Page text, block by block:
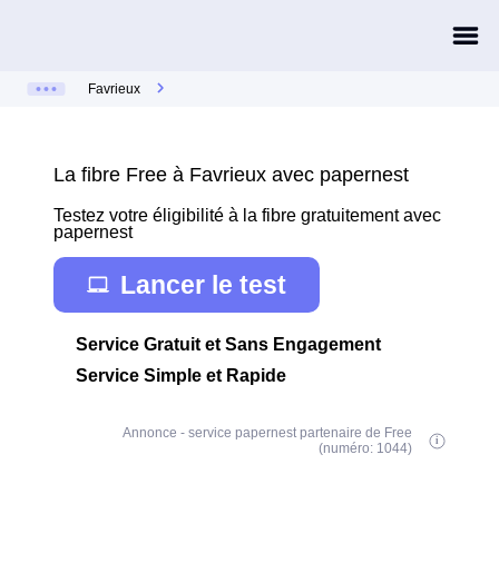
Favrieux
La fibre Free à Favrieux avec papernest
Testez votre éligibilité à la fibre gratuitement avec
papernest
Lancer le test
Service Gratuit et Sans Engagement
Service Simple et Rapide
Annonce - service papernest partenaire de Free
(numéro: 1044)